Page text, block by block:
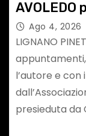
AVOLEDO
unaAgo 4, 2026
LIGNANO
l’autore e con
presieduta da